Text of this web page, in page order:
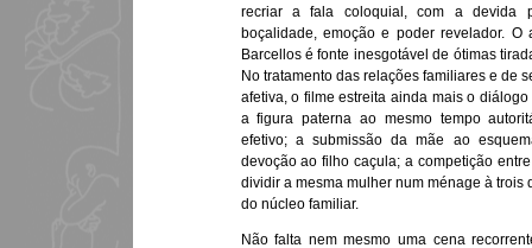
recriar a fala coloquial, com a devida
boçalidade, emoção e poder revelador. O
Barcellos é fonte inesgotável de ótimas
No tratamento das relações familiares e de
afetiva, o filme estreita ainda mais o
a figura paterna ao mesmo tempo
efetivo; a submissão da mãe ao
devoção ao filho caçula; a competição
dividir a mesma mulher num ménage à trois
do núcleo familiar.
Não falta nem mesmo uma cena